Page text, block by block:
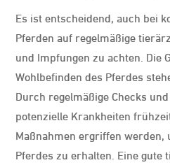
Es ist entscheidend, auch bei
Pferden auf regelmäßige
und Impfungen zu achten. Die
Wohlbefinden des Pferdes
Durch regelmäßige Checks
potenzielle Krankheiten
Maßnahmen ergriffen werden,
Pferdes zu erhalten. Eine